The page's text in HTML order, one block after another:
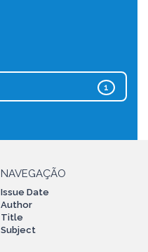
1
NAVEGAÇÃO
Issue Date
Author
Title
Subject